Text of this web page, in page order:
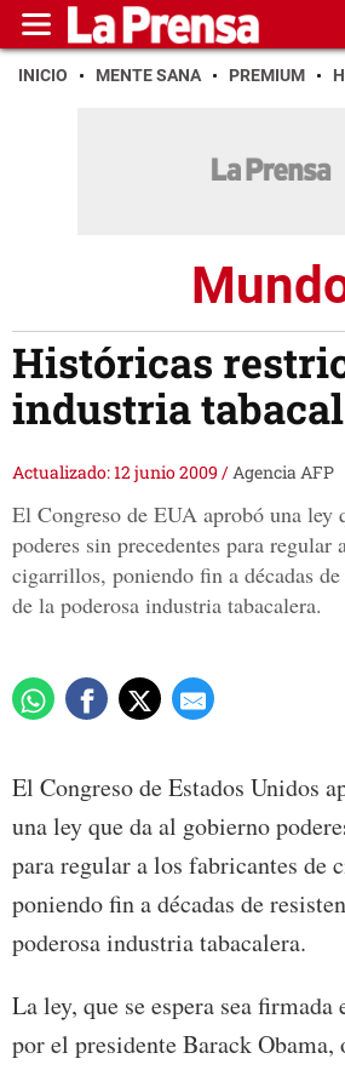
INICIO MENTE SANA PREMIUM
Históricas
industria
Actualizado: 12 junio 2009 /Agencia AFP
El Congreso de EUA aprobó una ley
poderes sin precedentes para regular
cigarrillos, poniendo fin a décadas
de la poderosa industria tabacalera.
El Congreso de Estados Unidos
una ley que da al gobierno
para regular a los fabricantes de
poniendo fin a décadas de
poderosa industria tabacalera.
La ley, que se espera sea
por el presidente Barack Obama,